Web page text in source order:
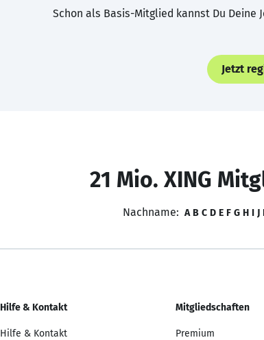
Schon als Basis-Mitglied kannst Du Deine
Jetzt
21 Mio. XING
Nachname: A B C D E F G H I J
Hilfe & Kontakt
Hilfe & Kontakt
Mitgliedschaften
Premium